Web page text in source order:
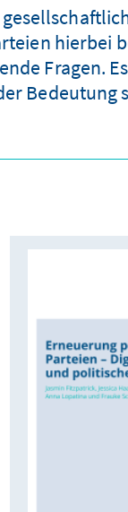
hierbei
Fragen.
Bedeutung